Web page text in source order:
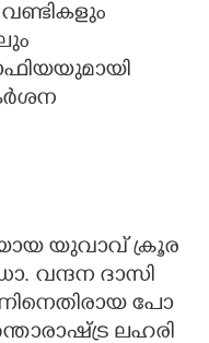
വണ്ടികളും
​യു​വാ​വ് ​ക്രൂ​ര​
​വ​ന്ദ​ന​ ​ദാ​സി​
​പോ​
​ല​ഹ​രി​